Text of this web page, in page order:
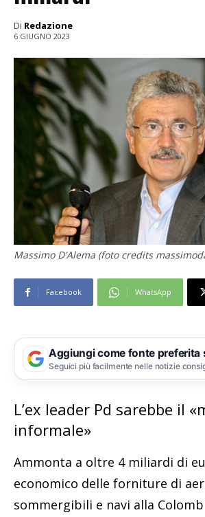
Di Redazione
6 GIUGNO 2023
Massimo D'Alema (foto credits
Facebook WhatsApp
Aggiungi come fonte preferita
Seguici più facilmente nelle notizie
L’ex leader Pd sarebbe il
informale»
Ammonta a oltre 4 miliardi di
economico delle forniture di
sommergibili e navi alla